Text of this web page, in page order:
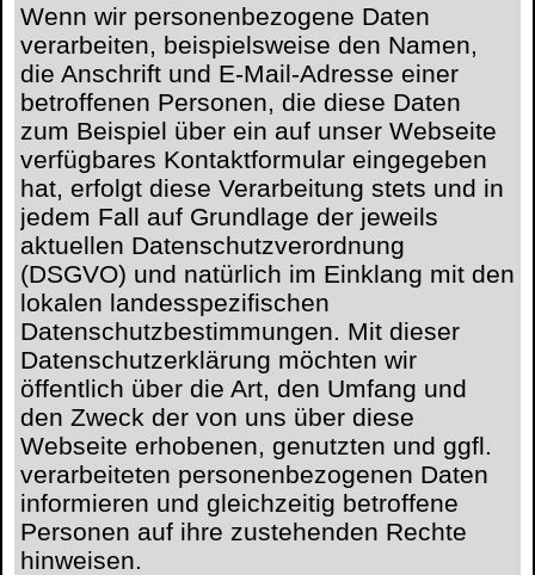
Wenn wir personenbezogene Daten
verarbeiten, beispielsweise den Namen,
die Anschrift und E-Mail-Adresse einer
betroffenen Personen, die diese Daten
zum Beispiel über ein auf unser Webseite
verfügbares Kontaktformular eingegeben
hat, erfolgt diese Verarbeitung stets und in
jedem Fall auf Grundlage der jeweils
aktuellen Datenschutzverordnung
(DSGVO) und natürlich im Einklang mit den
lokalen landesspezifischen
Datenschutzbestimmungen. Mit dieser
Datenschutzerklärung möchten wir
öffentlich über die Art, den Umfang und
den Zweck der von uns über diese
Webseite erhobenen, genutzten und ggfl.
verarbeiteten personenbezogenen Daten
informieren und gleichzeitig betroffene
Personen auf ihre zustehenden Rechte
hinweisen.